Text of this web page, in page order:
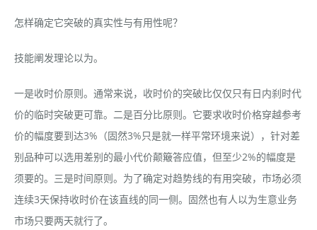
怎样确定它突破的真实性与有用性呢？
技能阐发理论以为。
一是收时价原则。通常来说，收时价的突破比仅仅只有日内刹时代
价的临时突破更可靠。二是百分比原则。它要求收时价格穿越参考
价的幅度要到达3%（固然3%只是就一样平常环境来说），针对差
别品种可以选用差别的最小代价颠簸答应值，但至少2%的幅度是
须要的。三是时间原则。为了确定对趋势线的有用突破，市场必须
连续3天保持收时价在该直线的同一侧。固然也有人以为生意业务
市场只要两天就行了。